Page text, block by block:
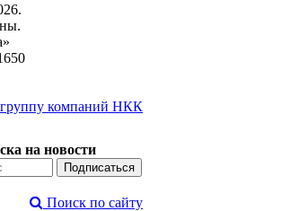
компаний НКК
на новости
Поиск по сайту